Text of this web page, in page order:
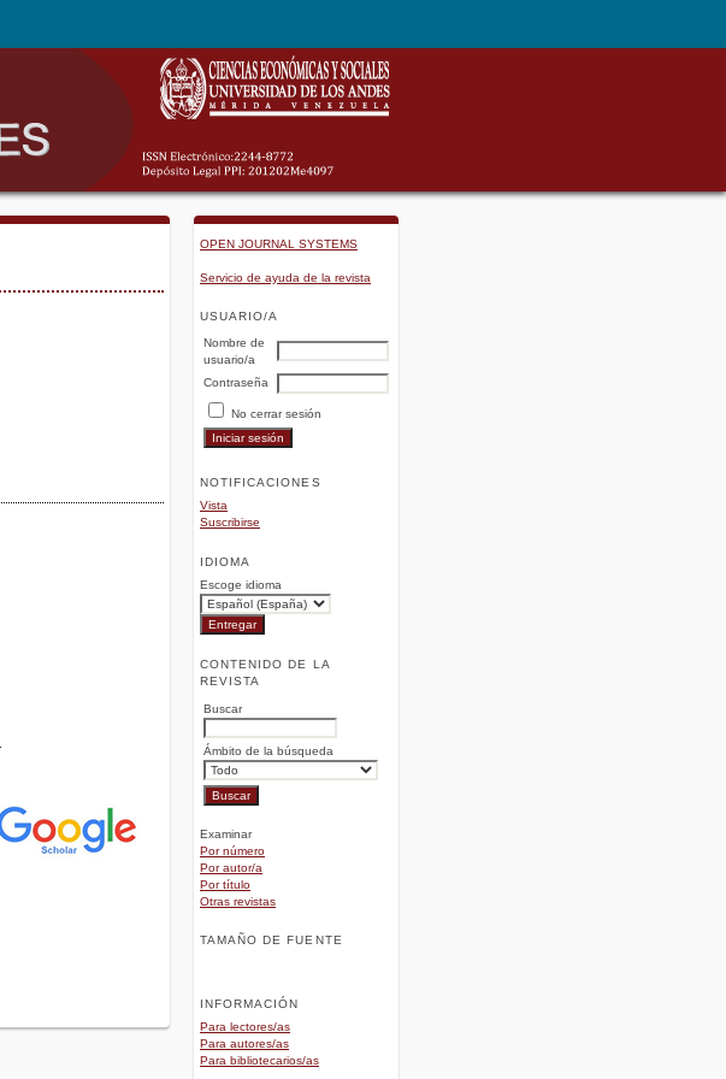
OPEN JOURNAL SYSTEMS
Servicio de ayuda de la revista
USUARIO/A
Nombre de
usuario/a
Contraseña
No cerrar sesión
NOTIFICACIONES
Vista
Suscribirse
IDIOMA
Escoge idioma
CONTENIDO DE LA
REVISTA
Buscar
Ámbito de la búsqueda
Examinar
Por número
Por autor/a
Por título
Otras revistas
TAMAÑO DE FUENTE
INFORMACIÓN
Para lectores/as
Para autores/as
Para bibliotecarios/as